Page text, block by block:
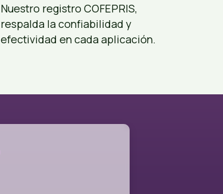
Nuestro registro COFEPRIS,
respalda la confiabilidad y
efectividad en cada aplicación.